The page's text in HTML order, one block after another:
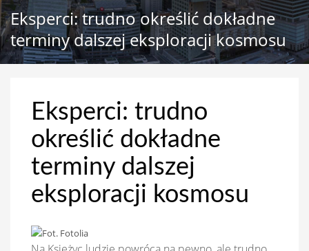
Eksperci: trudno określić dokładne
terminy dalszej eksploracji kosmosu
Eksperci: trudno
określić dokładne
terminy dalszej
eksploracji kosmosu